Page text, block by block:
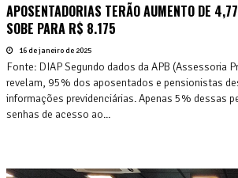
APOSENTADORIAS TERÃO AUMENTO DE
SOBE PARA R$ 8.175
16 de janeiro de 2025
Fonte: DIAP Segundo dados da APB (Assessoria
revelam, 95% dos aposentados e pensionistas
informações previdenciárias. Apenas 5% dessas
senhas de acesso ao...